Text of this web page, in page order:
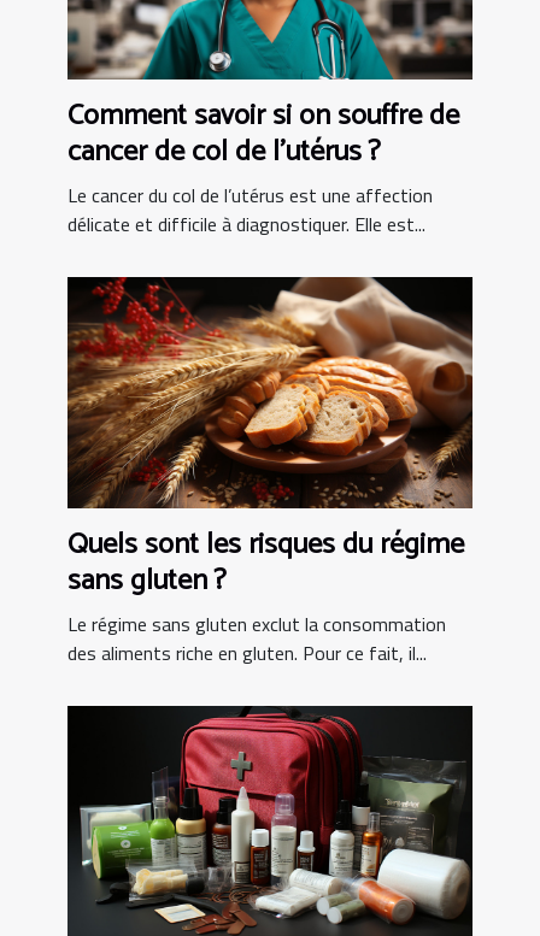
Comment savoir si on souffre de
cancer de col de l’utérus ?
Le cancer du col de l’utérus est une affection
délicate et difficile à diagnostiquer. Elle est...
Quels sont les risques du régime
sans gluten ?
Le régime sans gluten exclut la consommation
des aliments riche en gluten. Pour ce fait, il...